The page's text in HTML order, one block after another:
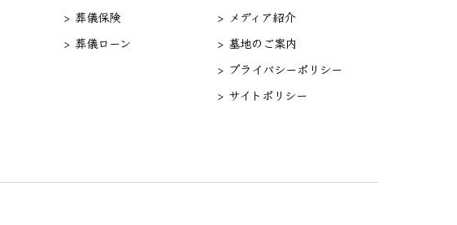
> 葬儀保険
> 葬儀ローン
> メディア紹介
> 墓地のご案内
> プライバシーポリシー
> サイトポリシー